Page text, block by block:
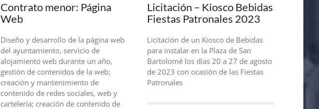
Contrato menor: Página
Web
Diseño y desarrollo de la página web
del ayuntamiento, servicio de
alojamiento web durante un año,
gestión de contenidos de la web;
creación y mantenimiento de
contenido de redes sociales, web y
cartelería; creación de contenido de
Licitación – Kiosco Bebidas
Fiestas Patronales 2023
Licitación de un Kiosco de Bebidas
para instalar en la Plaza de San
Bartolomé los días 20 a 27 de agosto
de 2023 con ocasión de las Fiestas
Patronales